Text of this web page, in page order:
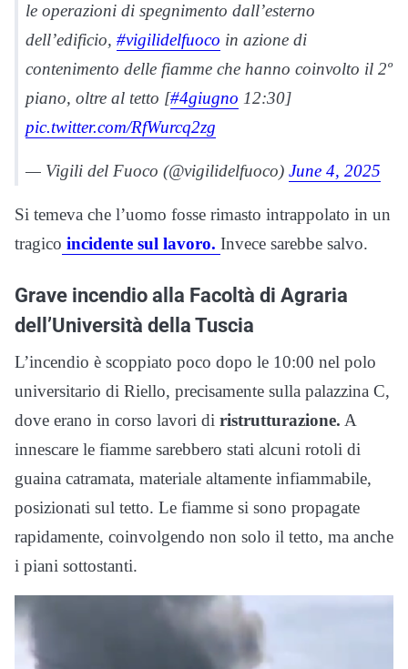
le operazioni di spegnimento dall’esterno
dell’edificio, #vigilidelfuoco in azione di
contenimento delle fiamme che hanno coinvolto il 2º
piano, oltre al tetto [#4giugno 12:30]
pic.twitter.com/RfWurcq2zg
— Vigili del Fuoco (@vigilidelfuoco) June 4, 2025
Si temeva che l’uomo fosse rimasto intrappolato in un
tragico incidente sul lavoro. Invece sarebbe salvo.
Grave incendio alla Facoltà di Agraria
dell’Università della Tuscia
L’incendio è scoppiato poco dopo le 10:00 nel polo
universitario di Riello, precisamente sulla palazzina C,
dove erano in corso lavori di ristrutturazione. A
innescare le fiamme sarebbero stati alcuni rotoli di
guaina catramata, materiale altamente infiammabile,
posizionati sul tetto. Le fiamme si sono propagate
rapidamente, coinvolgendo non solo il tetto, ma anche
i piani sottostanti.